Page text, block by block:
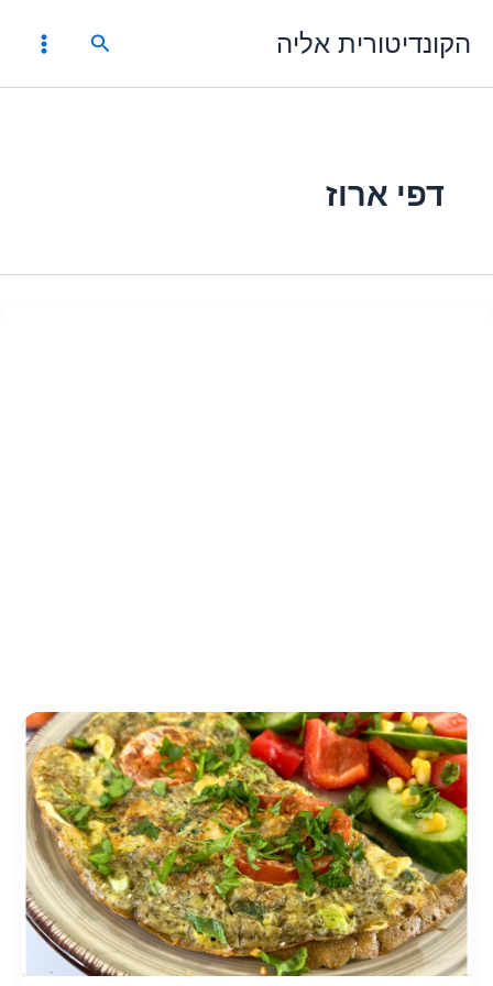
לתוכןהקונדיטורית אליה חיפוש
דפי ארוז